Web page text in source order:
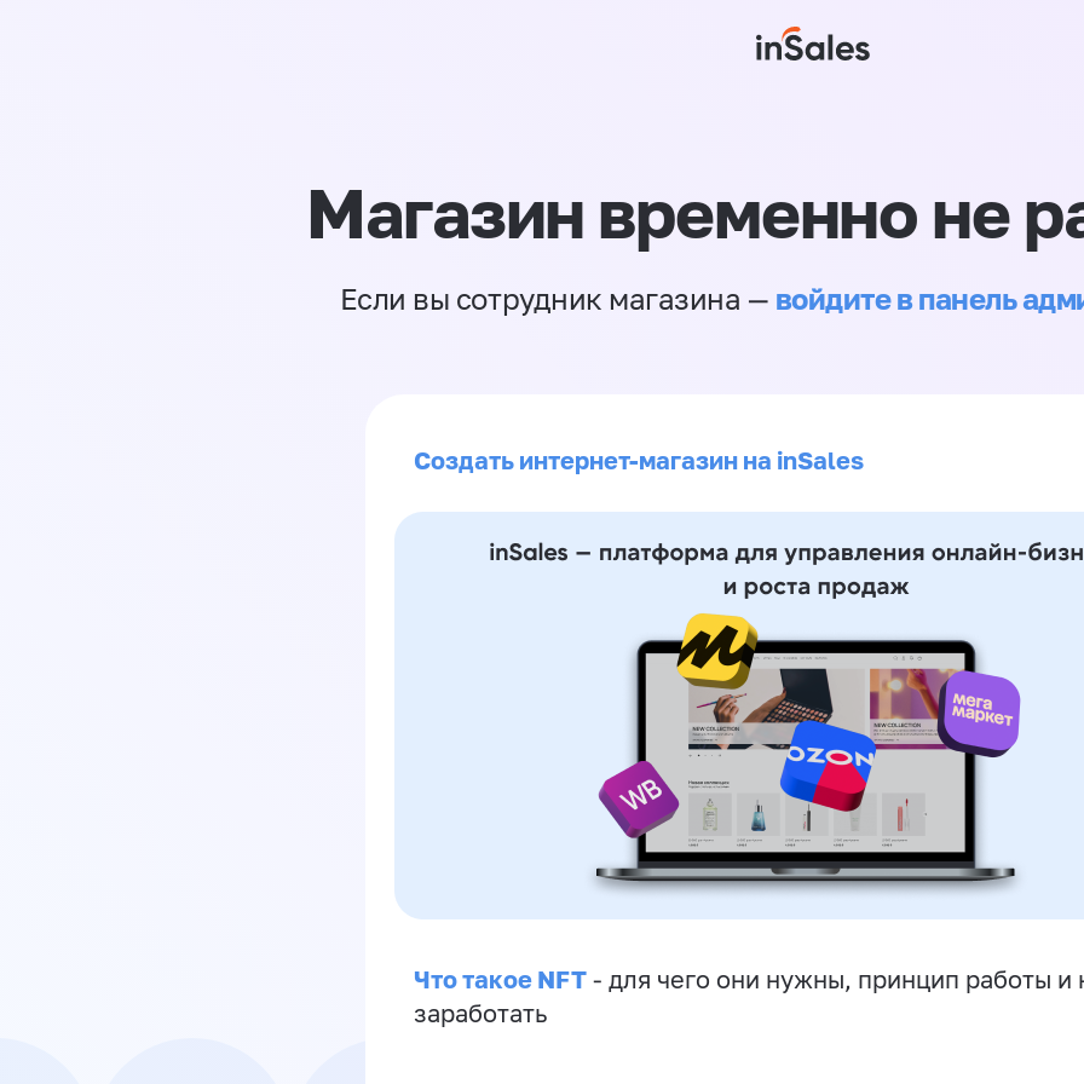
Магазин временно не
Если вы сотрудник магазина — войдите в панель
Создать интернет-магазин на inSales
Что такое NFT - для чего они нужны, принцип работы и
заработать